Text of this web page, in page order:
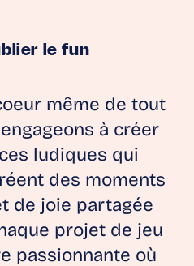
le fun
même de tout
à créer
ludiques qui
des moments
de joie partagée
projet de jeu
passionnante où